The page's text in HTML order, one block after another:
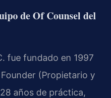
de Of Counsel del
fue fundado en 1997
(Propietario y
años de práctica,